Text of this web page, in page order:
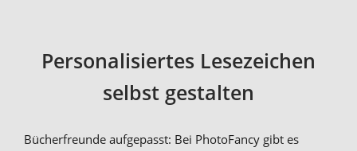
Personalisiertes Lesezeichen
selbst gestalten
Bücherfreunde aufgepasst: Bei PhotoFancy gibt es